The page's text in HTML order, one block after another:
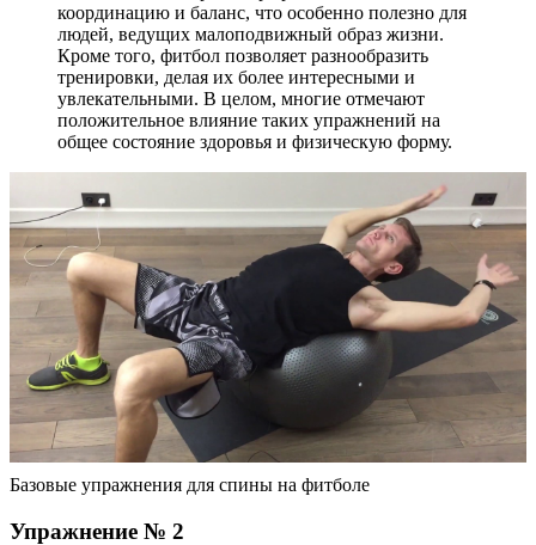
координацию и баланс, что особенно полезно для
людей, ведущих малоподвижный образ жизни.
Кроме того, фитбол позволяет разнообразить
тренировки, делая их более интересными и
увлекательными. В целом, многие отмечают
положительное влияние таких упражнений на
общее состояние здоровья и физическую форму.
Базовые упражнения для спины на фитболе
Упражнение № 2